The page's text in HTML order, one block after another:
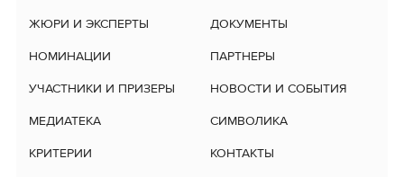
ЖЮРИ И ЭКСПЕРТЫ
НОМИНАЦИИ
УЧАСТНИКИ И ПРИЗЕРЫ
МЕДИАТЕКА
КРИТЕРИИ
ДОКУМЕНТЫ
ПАРТНЕРЫ
НОВОСТИ И СОБЫТИЯ
СИМВОЛИКА
КОНТАКТЫ